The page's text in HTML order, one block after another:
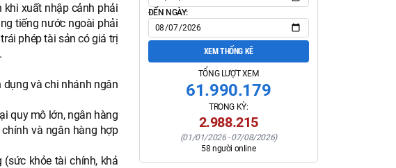
xuất nhập cảnh phải
tiếng nước ngoài phải
phép tài sản có giá trị
và chi nhánh ngân
quy mô lớn, ngân hàng
và ngân hàng hợp
khỏe tài chính, khả
ĐẾN NGÀY:
XEM THỐNG KÊ
TỔNG LƯỢT XEM
61.990.179
TRONG KỲ:
2.988.215
(01/01/2026-07/08/2026)
58 người online